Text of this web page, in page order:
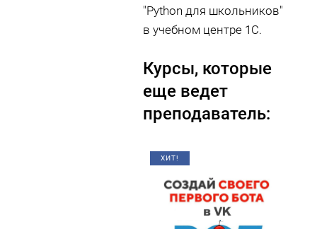
"Python для школьников"
в учебном центре 1С.
Курсы, которые
еще ведет
преподаватель:
ХИТ!